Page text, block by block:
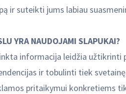
ir suteikti jums labiau
YRA NAUDOJAMI SLAPUKAI?
informacija leidžia užtikrinti
ir tobulinti tiek
pritaikymui konkretiems